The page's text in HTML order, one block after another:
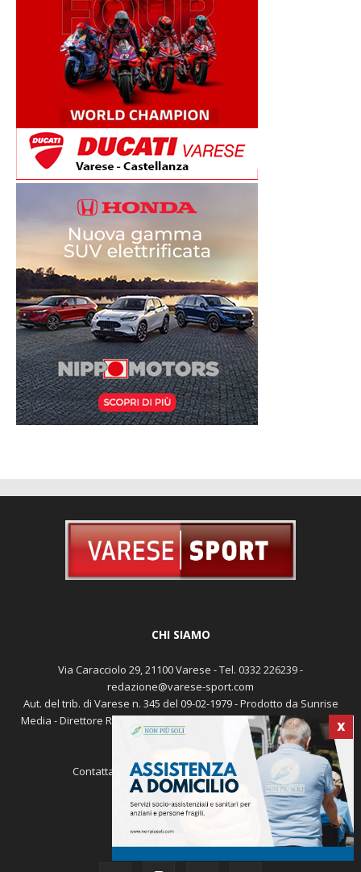
X
Via Caracciolo 29, 21100 Varese - Tel. 0332 226239 -
redazione@varese-sport.com
Aut. del trib. di Varese n. 345 del 09-02-1979 - Prodotto da Sunrise
Media - Direttore Responsabile: Michele Marocco -
Cookie policy
Pubblicità
redazione@varese-sport.com